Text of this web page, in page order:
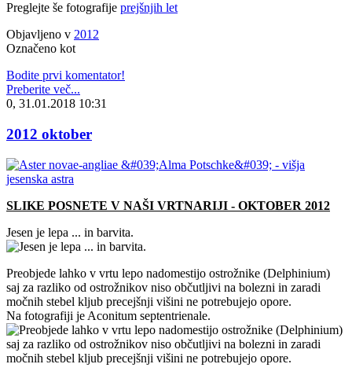
Preglejte še fotografije prejšnjih let
Objavljeno v 2012
Označeno kot
Bodite prvi komentator!
Preberite več...
0, 31.01.2018 10:31
2012 oktober
SLIKE POSNETE V NAŠI VRTNARIJI - OKTOBER 2012
Jesen je lepa ... in barvita.
Preobjede lahko v vrtu lepo nadomestijo ostrožnike (Delphinium)
saj za razliko od ostrožnikov niso občutljivi na bolezni in zaradi
močnih stebel kljub precejšnji višini ne potrebujejo opore.
Na fotografiji je Aconitum septentrienale.